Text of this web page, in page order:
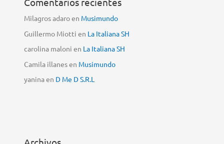
Milagros adaroen Musimundo
Guillermo Miotti en La Italiana SH
carolina maloni en La Italiana SH
Camila illanesen Musimundo
yaninaen D Me D S.R.L